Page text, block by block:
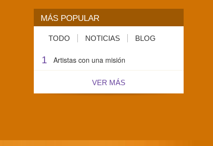
MÁS POPULAR
TODO NOTICIAS BLOG
1 Artistas con una misión
VER MÁS